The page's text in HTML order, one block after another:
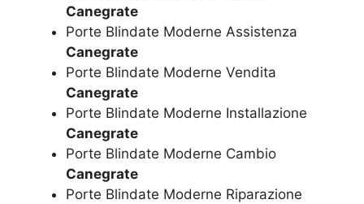
Canegrate
Porte Blindate Moderne Assistenza
Canegrate
Porte Blindate Moderne Vendita
Canegrate
Porte Blindate Moderne Installazione
Canegrate
Porte Blindate Moderne Cambio
Canegrate
Porte Blindate Moderne Riparazione